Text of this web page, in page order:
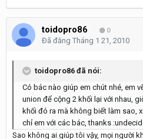
toidopro86 0
Đã đăng Tháng 1 21, 2010
toidopro86 đã nói:
Có bác nào giúp em chút nhé, em
union để cộng 2 khối lại với nhau,
khối đó ra mà không biết làm sao,
chỉ em với các bác, thanks
Sao không ai giúp tôi vậy, mọi người